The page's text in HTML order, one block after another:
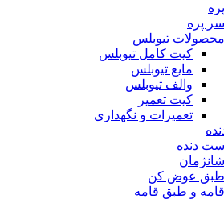
پره
سر پره
محصولات تیوبلس
کیت کامل تیوبلس
مایع تیوبلس
والف تیوبلس
کیت تعمیر
تعمیرات و نگهداری
ست دنده
شانژمان
طبق عوض کن
قامه و طبق قامه